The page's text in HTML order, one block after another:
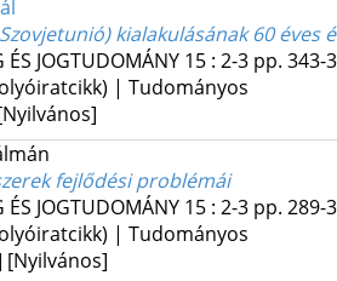
kialakulásának 60
ÉS JOGTUDOMÁNY 15: 2-3 pp. 343-
| Tudományos
fejlődési problémái
ÉS JOGTUDOMÁNY 15: 2-3 pp. 289-
| Tudományos
[Nyilvános]